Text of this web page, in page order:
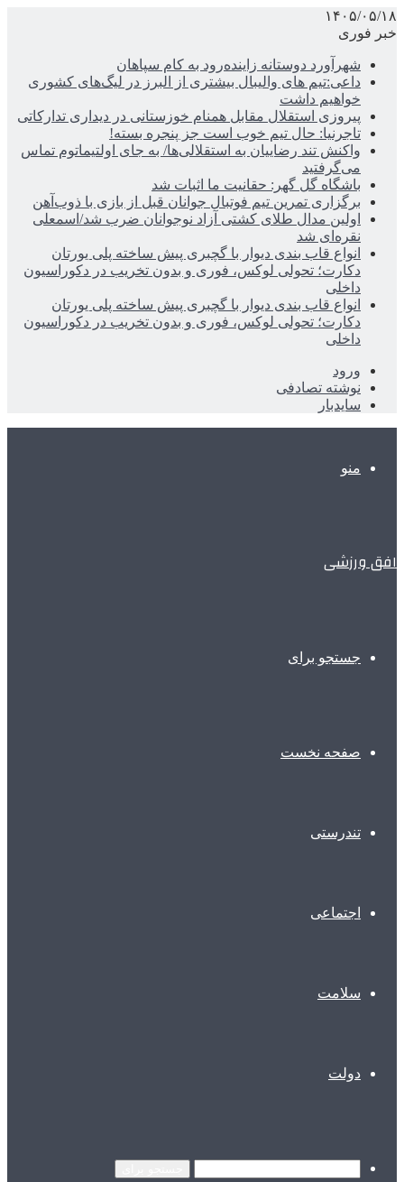
۱۴۰۵/۰۵/۱۸
خبر فوری
شهرآورد دوستانه زاینده‌رود به کام سپاهان
داعی:تیم های والیبال بیشتری از البرز در لیگ‌های کشوری
خواهیم داشت
پیروزی استقلال مقابل همنام خوزستانی در دیداری تدارکاتی
تاجرنیا: حال تیم خوب است جز پنجره بسته!
واکنش تند رضاییان به استقلالی‌ها/ به جای اولتیماتوم تماس
می‌گرفتید
باشگاه گل گهر: حقانیت ما اثبات شد
برگزاری تمرین تیم فوتبال جوانان قبل از بازی با ذوب‌آهن
اولین مدال طلای کشتی آزاد نوجوانان ضرب شد/اسمعلی
نقره‌ای شد
انواع قاب بندی دیوار با گچبری پیش ساخته پلی یورتان
دکارت؛ تحولی لوکس، فوری و بدون تخریب در دکوراسیون
داخلی
انواع قاب بندی دیوار با گچبری پیش ساخته پلی یورتان
دکارت؛ تحولی لوکس، فوری و بدون تخریب در دکوراسیون
داخلی
ورود
نوشته تصادفی
سایدبار
منو
افق ورزشی
جستجو برای
صفحه نخست
تندرستی
اجتماعی
سلامت
دولت